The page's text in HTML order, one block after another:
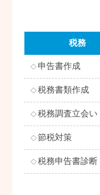
税務
申告書作成
税務書類作成
税務調査立会い
節税対策
税務申告書診断